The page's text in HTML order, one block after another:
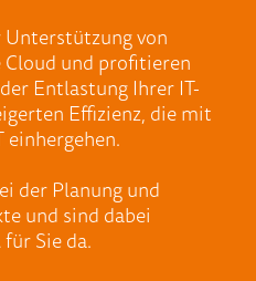
Unterstützung von
Cloud und profitieren
Entlastung Ihrer IT-
Effizienz, die mit
einhergehen.
der Planung und
und sind dabei
Sie da.